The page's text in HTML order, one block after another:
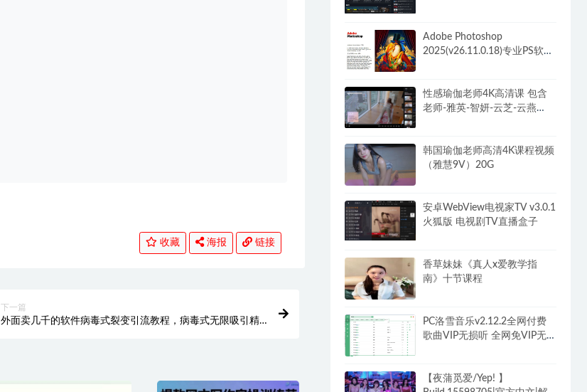
收藏 海报 链接
下一篇
外面卖几千的软件病毒式裂变引流教程，病毒式无限吸引精
Adobe Photoshop
2025(v26.11.0.18)专业PS软件
性感瑜伽老师4K高清课 包含
老师-雅英-智妍-云芝-云燕
韩国瑜伽老师高清4K课程视频
（雅慧9V）20G
安卓WebView电视家TV v3.0.1
火狐版 电视剧TV直播盒子
香草妹妹《真人x爱教学指
南》十节课程
PC洛雪音乐v2.12.2全网付费
歌曲VIP无损听 全网免VIP无
【夜蒲觅爱/Yep! 】